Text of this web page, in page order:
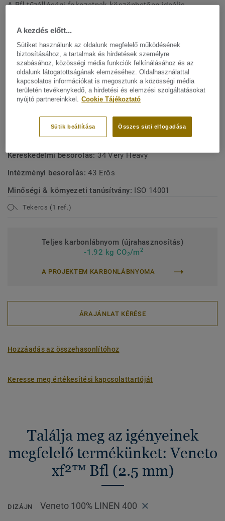
A Bfl tűzállósági fokozatnak köszönhetően ideális
anyagok nélkül érte el, a természetes összetevőinek
köszönhetően. Hagyományos márványhatás élénk
színekkel az autentikus megjelenésért. Linóleumunk a piac
egyik legfenntarthatóbb padlómegoldása, amely akár 97%-
ban természetes alapanyagokból készül. Egyedi xf²
felületvédelemmel kezelve a rendkívüli tartósságért, a
könnyű tisztíthatóságért és a költséghatékony
Ez a kollekció a Circular Selection kínálatunk része.
A termék igény szerint rendelhető. Speciális rendelésként
Mutasson többet
FŐBB JELLEMZŐK
MŰSZAKI ÉS KÖRNYEZETVÉDELMI ELŐÍRÁSOK
Terméktípus:Mintázatlan és a mintázott linóleum
Lakossági besorolás:23 Erős
Kereskedelmi besorolás:34 Very Heavy
Intézményi besorolás:43 Erős
Minőségi & környezeti tanúsítvány: ISO 14001
Tekercs (1 ref.)
Teljes karbonlábnyom (újrahasznosítás)
-1.92 kg CO2/m2
A PROJEKTEM KARBONLÁBNYOMA
ÁRAJÁNLAT KÉRÉSE
Hozzáadás az összehasonlítóhoz
Keresse meg értékesítési kapcsolattartóját
Találja meg az igényeinek
megfelelő termékünket: Veneto
xf²™ Bfl (2.5 mm)
DIZÁJN Veneto 100% LINEN 400
A kezdés előtt...
Sütiket használunk az oldalunk megfelelő működésének
biztosításához, a tartalmak és hirdetések személyre
szabásához, közösségi média funkciók felkínálásához és az
oldalunk látogatottságának elemzéséhez. Oldalhasználattal
kapcsolatos információkat is megosztunk a közösségi média
területén tevékenykedő, a hirdetési és elemzési szolgáltatásokat
nyújtó partnereinkkel. Cookie Tájékoztató
Összes süti elfogadása
Sütik beállítása